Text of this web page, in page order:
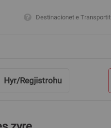
Destinacionet e Transportit
Hyr/Regjistrohu